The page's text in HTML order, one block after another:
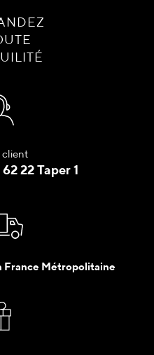
client
22 Taper 1
France Métropolitaine